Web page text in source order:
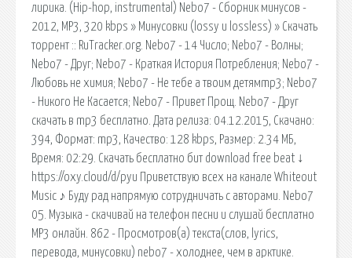
лирика. (Hip-hop, instrumental) Nebo7 - Сборник минусов -
2012, MP3, 320 kbps » Минусовки (lossy и lossless) » Скачать
торрент :: RuTracker.org. Nebo7 - 14 Число; Nebo7 - Волны;
Nebo7 - Друг; Nebo7 - Краткая История Потребления; Nebo7 -
Любовь не химия; Nebo7 - Не тебе а твоим детямmp3; Nebo7
- Никого Не Касается; Nebo7 - Привет Прощ. Nebo7 - Друг
скачать в mp3 бесплатно. Дата релиза: 04.12.2015, Скачано:
394, Формат: mp3, Качество: 128 kbps, Размер: 2.34 МБ,
Время: 02:29. Скачать бесплатно бит download free beat ↓
https://oxy.cloud/d/pyu Приветствую всех на канале Whiteout
Music ♪ Буду рад напрямую сотрудничать с авторами. Nebo7
05. Музыка - скачивай на телефон песни и слушай бесплатно
MP3 онлайн. 862 - Просмотров(a) текста(слов, lyrics,
перевода, минусовки) nebo7 - холоднее, чем в арктике.